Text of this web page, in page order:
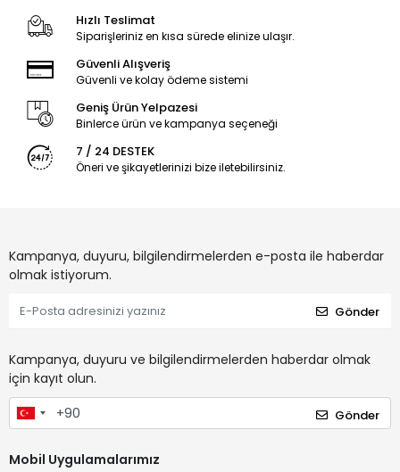
Hızlı Teslimat
Siparişleriniz en kısa sürede elinize ulaşır.
Güvenli Alışveriş
Güvenli ve kolay ödeme sistemi
Geniş Ürün Yelpazesi
Binlerce ürün ve kampanya seçeneği
7 / 24 DESTEK
Öneri ve şikayetlerinizi bize iletebilirsiniz.
Kampanya, duyuru, bilgilendirmelerden e-posta ile haberdar
olmak istiyorum.
Gönder
Kampanya, duyuru ve bilgilendirmelerden haberdar olmak
için kayıt olun.
Gönder
Mobil Uygulamalarımız